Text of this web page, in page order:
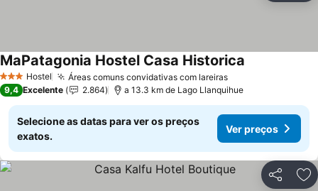
3 EstrelasHostel Áreas comuns convidativas com lareiras
MaPatagonia Hostel Casa Historica
9,4 Excelente 2.864 a 13.3 km de Lago Llanquihue
Selecione as datas para ver os preços
exatos.
Ver preços
Partilhar